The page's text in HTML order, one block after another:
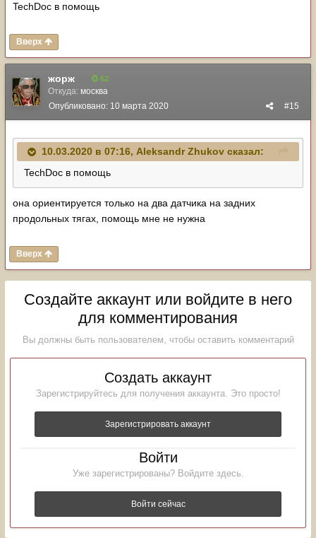
TechDoc в помощь
Вверх
жорж 62
Откуда: москва
#15
Опубликовано: 10 марта 2020
10.03.2020 в 07:16, Aleksandr Zhukov сказал:
TechDoc в помощь
она ориентируется только на два датчика на задних
продольных тягах, помощь мне не нужна
Вверх
Создайте аккаунт или войдите в него
для комментирования
Вы должны быть пользователем, чтобы оставить комментарий
Создать аккаунт
Зарегистрируйтесь для получения аккаунта. Это просто!
Зарегистрировать аккаунт
Войти
Уже зарегистрированы? Войдите здесь.
Войти сейчас